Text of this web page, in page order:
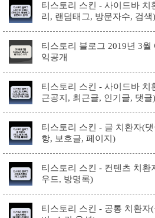
티스토리 스킨 - 사이드바 치
리, 랜덤태그, 방문자수, 검색)
티스토리 블로그 2019년 3월
익공개
티스토리 스킨 - 사이드바 치
근공지, 최근글, 인기글, 댓글)
티스토리 스킨 - 글 치환자(
항, 보호글, 페이지)
티스토리 스킨 - 컨텐츠 치환
우드, 방명록)
티스토리 스킨 - 공통 치환자(